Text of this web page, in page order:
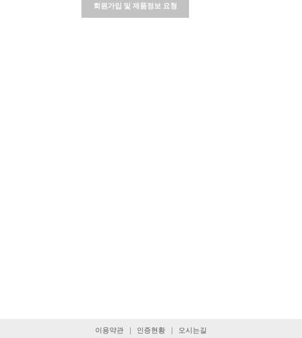
회원가입 및 제품정보 요청
이용약관 인증현황 오시는길